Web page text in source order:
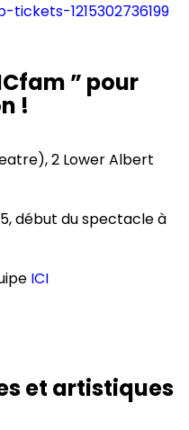
1215302736199
” pour
!
2 Lower Albert
début du spectacle à
ICI
et artistiques